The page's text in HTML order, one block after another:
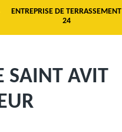
ENTREPRISE DE TERRASSEMENT
24
SAINT AVIT